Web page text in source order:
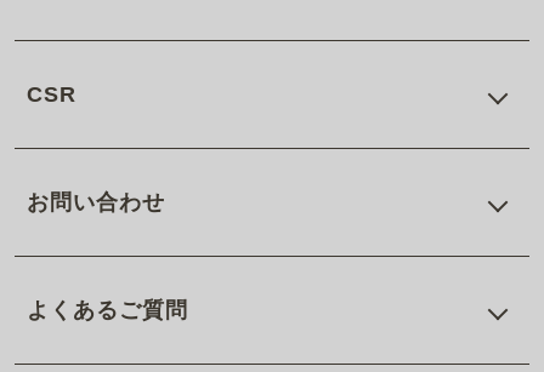
CSR
お問い合わせ
よくあるご質問